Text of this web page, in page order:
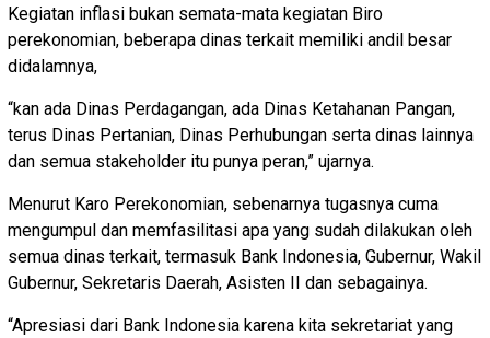
Kegiatan inflasi bukan semata-mata kegiatan Biro
perekonomian, beberapa dinas terkait memiliki andil besar
didalamnya,
“kan ada Dinas Perdagangan, ada Dinas Ketahanan Pangan,
terus Dinas Pertanian, Dinas Perhubungan serta dinas lainnya
dan semua stakeholder itu punya peran,” ujarnya.
Menurut Karo Perekonomian, sebenarnya tugasnya cuma
mengumpul dan memfasilitasi apa yang sudah dilakukan oleh
semua dinas terkait, termasuk Bank Indonesia, Gubernur, Wakil
Gubernur, Sekretaris Daerah, Asisten II dan sebagainya.
“Apresiasi dari Bank Indonesia karena kita sekretariat yang